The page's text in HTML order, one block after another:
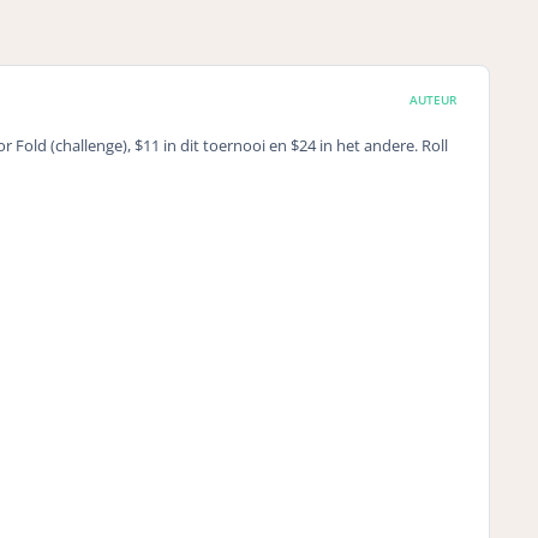
AUTEUR
(challenge), $11 in dit toernooi en $24 in het andere. Roll